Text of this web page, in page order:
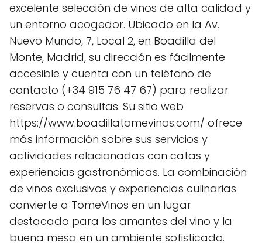
excelente selección de vinos de alta calidad y
un entorno acogedor. Ubicado en la Av.
Nuevo Mundo, 7, Local 2, en Boadilla del
Monte, Madrid, su dirección es fácilmente
accesible y cuenta con un teléfono de
contacto (+34 915 76 47 67) para realizar
reservas o consultas. Su sitio web
https://www.boadillatomevinos.com/ ofrece
más información sobre sus servicios y
actividades relacionadas con catas y
experiencias gastronómicas. La combinación
de vinos exclusivos y experiencias culinarias
convierte a TomeVinos en un lugar
destacado para los amantes del vino y la
buena mesa en un ambiente sofisticado.